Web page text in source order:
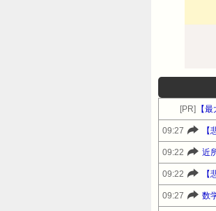
[PR] 【
09:27
09:22 近
09:22
09:27 数